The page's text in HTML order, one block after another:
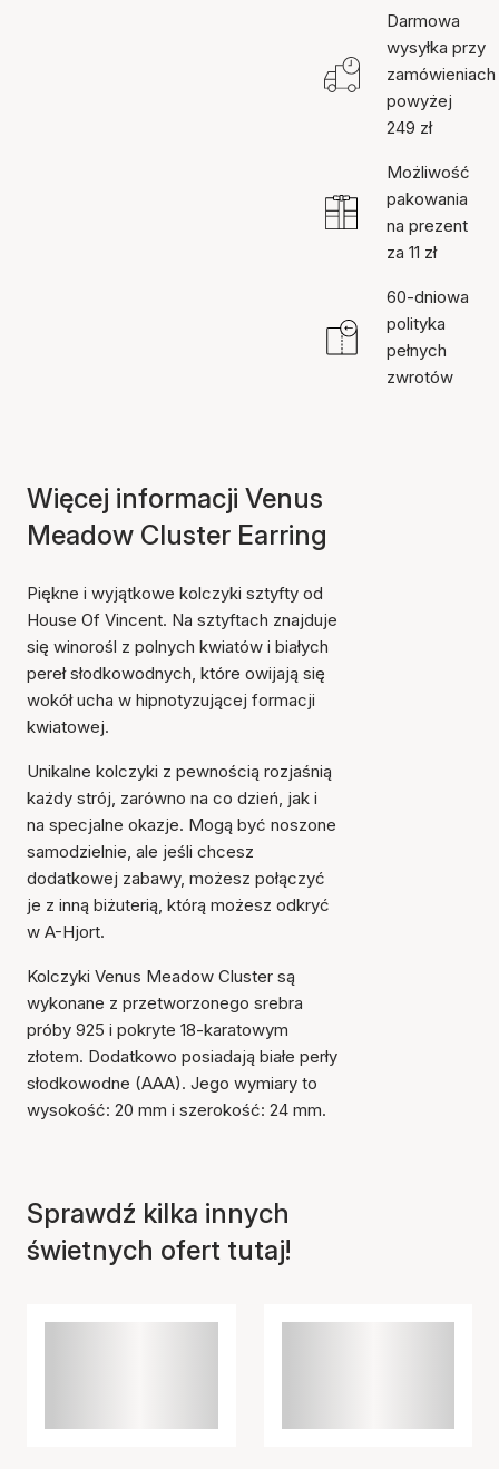
Darmowa
wysyłka przy
zamówieniach
powyżej
249 zł
Możliwość
pakowania
na prezent
za 11 zł
60-dniowa
polityka
pełnych
zwrotów
Więcej informacji Venus
Meadow Cluster Earring
Piękne i wyjątkowe kolczyki sztyfty od
House Of Vincent. Na sztyftach znajduje
się winorośl z polnych kwiatów i białych
pereł słodkowodnych, które owijają się
wokół ucha w hipnotyzującej formacji
kwiatowej.
Unikalne kolczyki z pewnością rozjaśnią
każdy strój, zarówno na co dzień, jak i
na specjalne okazje. Mogą być noszone
samodzielnie, ale jeśli chcesz
dodatkowej zabawy, możesz połączyć
je z inną biżuterią, którą możesz odkryć
w A-Hjort.
Kolczyki Venus Meadow Cluster są
wykonane z przetworzonego srebra
próby 925 i pokryte 18-karatowym
złotem. Dodatkowo posiadają białe perły
słodkowodne (AAA). Jego wymiary to
wysokość: 20 mm i szerokość: 24 mm.
Sprawdź kilka innych
świetnych ofert tutaj!